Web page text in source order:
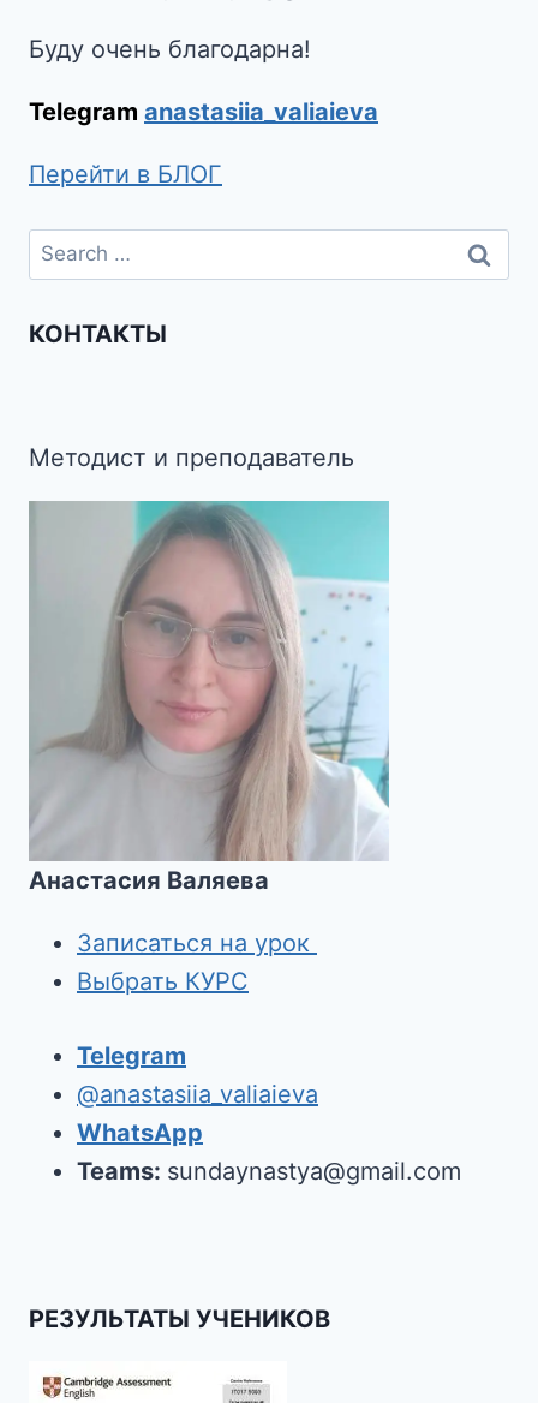
Буду очень благодарна!
Telegram anastasiia_valiaieva
Перейти в БЛОГ
КОНТАКТЫ
Методист и преподаватель
Анастасия Валяева
Записаться на урок
Выбрать КУРС
Telegram
@anastasiia_valiaieva
WhatsApp
Teams: sundaynastya@gmail.com
РЕЗУЛЬТАТЫ УЧЕНИКОВ